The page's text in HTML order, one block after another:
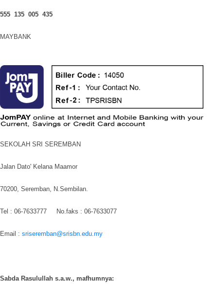
555 135 005 435
MAYBANK
SEKOLAH SRI SEREMBAN
Jalan Dato' Kelana Maamor
70200, Seremban, N.Sembilan.
Tel : 06-7633777 No.faks : 06-7633077
Email : sriseremban@srisbn.edu.my
Sabda Rasulullah s.a.w., mafhumnya: